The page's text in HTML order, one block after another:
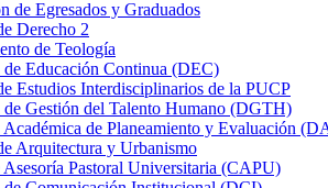
de Egresados y Graduados
Derecho 2
de Teología
Educación Continua (DEC)
Estudios Interdisciplinarios de la PUCP
Gestión del Talento Humano (DGTH)
de Planeamiento y Evaluación
Arquitectura y Urbanismo
Asesoría Pastoral Universitaria (CAPU)